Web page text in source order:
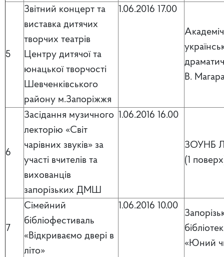
5
Звітний концерт та
виставка дитячих
творчих театрів
Центру дитячої та
юнацької творчості
Шевченківського
району м.Запоріжжя
1.06.2016 17.00
В.
6
Засідання музичного
лекторію «Світ
чарівних звуків» за
участі вчителів та
вихованців
запорізьких ДМШ
1.06.2016 16.00
ЗОУНБ
(1
7
Сімейний
бібліофестиваль
«Відкриваємо двері в
літо»
1.06.2016 10.00
«Юний